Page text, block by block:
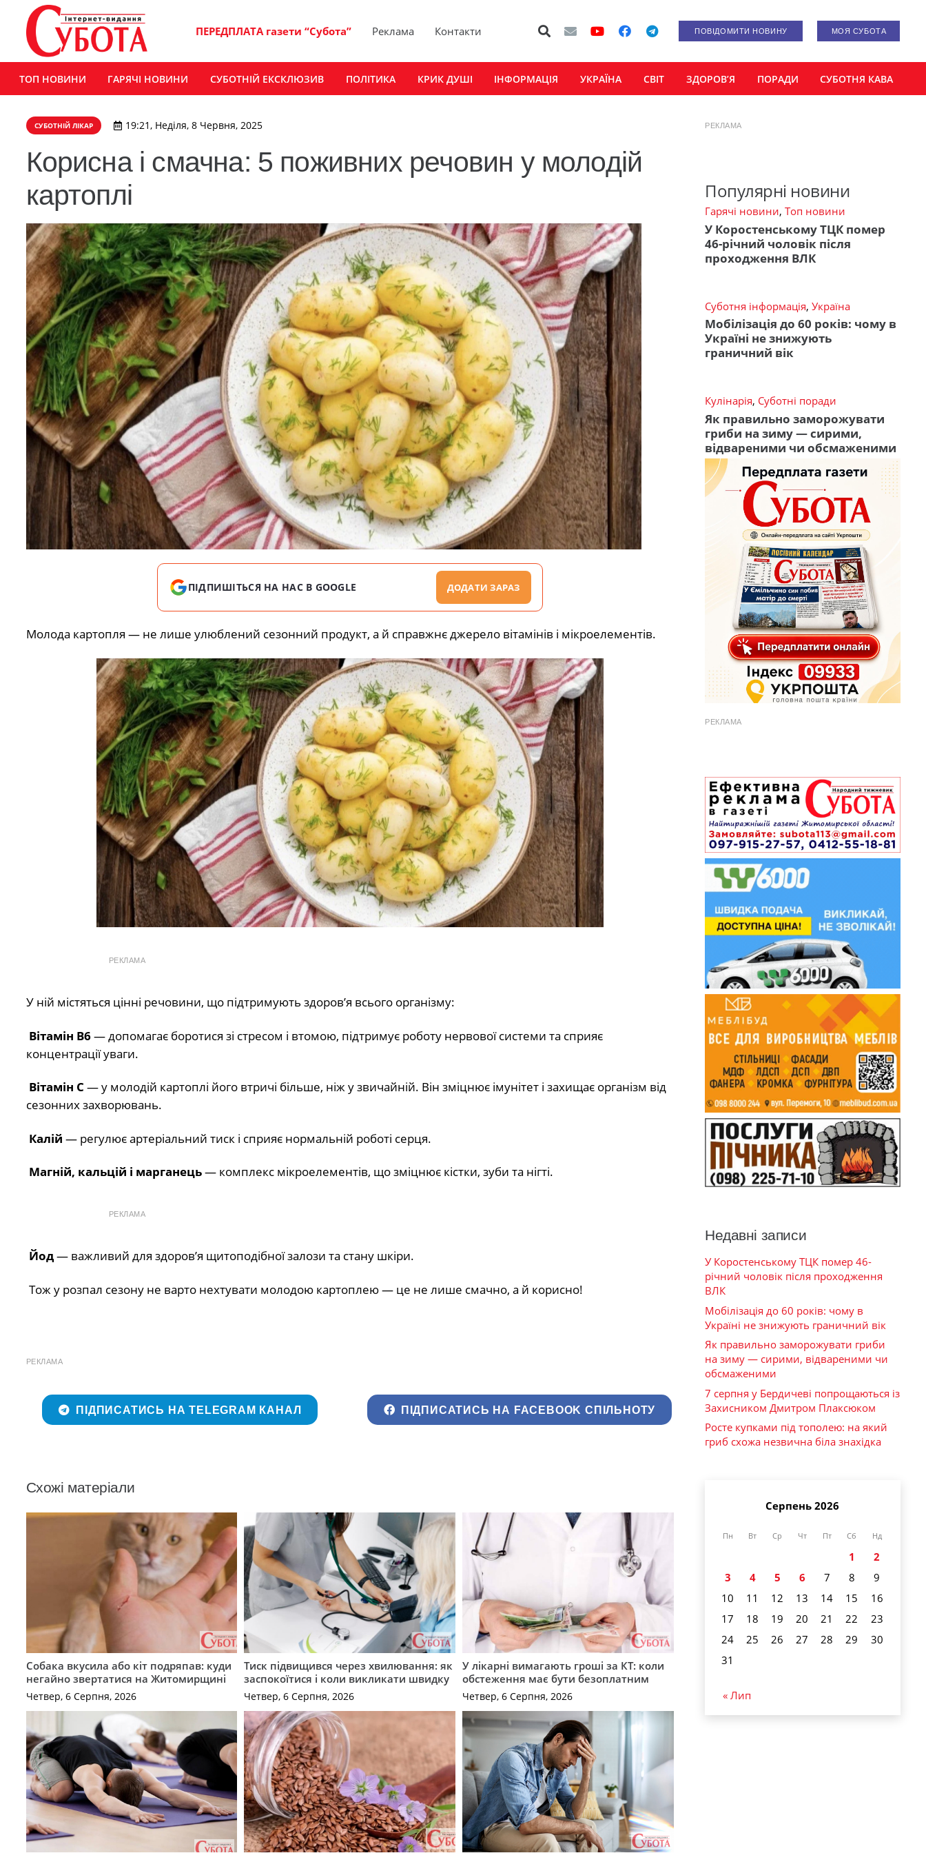
ПЕРЕДПЛАТА газети “Субота” Реклама Контакти ПОВІДОМИТИ НОВИНУ МОЯ СУБОТА
ТОП НОВИНИ ГАРЯЧІ НОВИНИ СУБОТНІЙ ЕКСКЛЮЗИВ ПОЛІТИКА КРИК ДУШІ ІНФОРМАЦІЯ УКРАЇНА СВІТ ЗДОРОВ’Я ПОРАДИ СУБОТНЯ КАВА
СУБОТНІЙ ЛІКАР 19:21, Неділя, 8 Червня, 2025
Корисна і смачна: 5 поживних речовин у молодій
картоплі
ПІДПИШІТЬСЯ НА НАС В GOOGLE ДОДАТИ ЗАРАЗ
Молода картопля — не лише улюблений сезонний продукт, а й справжнє джерело вітамінів і мікроелементів.
РЕКЛАМА
У ній містяться цінні речовини, що підтримують здоров’я всього організму:
Вітамін B6— допомагає боротися зі стресом і втомою, підтримує роботу нервової системи та сприяє
концентрації уваги.
Вітамін C — у молодій картоплі його втричі більше, ніж у звичайній. Він зміцнює імунітет і захищає організм від
сезонних захворювань.
Калій — регулює артеріальний тиск і сприяє нормальній роботі серця.
Магній, кальцій і марганець— комплекс мікроелементів, що зміцнює кістки, зуби та нігті.
РЕКЛАМА
Йод— важливий для здоров’я щитоподібної залози та стану шкіри.
Тож у розпал сезону не варто нехтувати молодою картоплею — це не лише смачно, а й корисно!
РЕКЛАМА
ПІДПИСАТИСЬ НА TELEGRAM КАНАЛ ПІДПИСАТИСЬ НА FACEBOOK СПІЛЬНОТУ
Схожі матеріали
Собака вкусила або кіт подряпав: куди
негайно звертатися на Житомирщині
Четвер, 6 Серпня, 2026
Тиск підвищився через хвилювання: як
заспокоїтися і коли викликати швидку
Четвер, 6 Серпня, 2026
У лікарні вимагають гроші за КТ: коли
обстеження має бути безоплатним
Четвер, 6 Серпня, 2026
РЕКЛАМА
Популярні новини
Гарячі новини, Топ новини
У Коростенському ТЦК помер
46-річний чоловік після
проходження ВЛК
Суботня інформація, Україна
Мобілізація до 60 років: чому в
Україні не знижують
граничний вік
Кулінарія, Суботні поради
Як правильно заморожувати
гриби на зиму — сирими,
відвареними чи обсмаженими
РЕКЛАМА
Недавні записи
У Коростенському ТЦК помер 46-
річний чоловік після проходження
ВЛК
Мобілізація до 60 років: чому в
Україні не знижують граничний вік
Як правильно заморожувати гриби
на зиму — сирими, відвареними чи
обсмаженими
7 серпня у Бердичеві попрощаються із
Захисником Дмитром Плаксюком
Росте купками під тополею: на який
гриб схожа незвична біла знахідка
Серпень 2026
Пн Вт Ср Чт Пт Сб Нд
1
2
3
4 5 6 7 8
9
10
11 12 13 14 15
16
17
18 19 20 21 22
23
24
25 26 27 28 29
30
31
« Лип